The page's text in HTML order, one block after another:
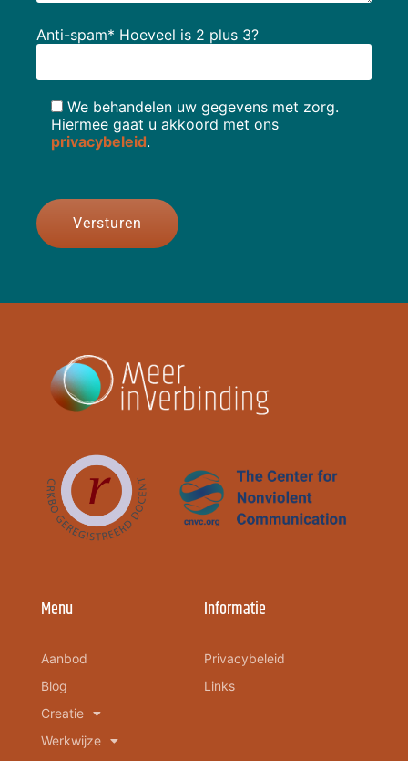
Anti-spam* Hoeveel is 2 plus 3?
We behandelen uw gegevens met zorg.
Hiermee gaat u akkoord met ons
privacybeleid.
Menu
Aanbod
Blog
Creatie
Werkwijze
Informatie
Privacybeleid
Links